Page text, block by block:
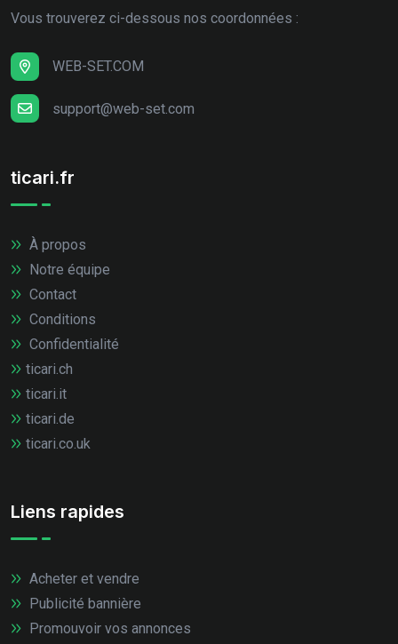
Vous trouverez ci-dessous nos coordonnées :
WEB-SET.COM
support@web-set.com
ticari.fr
À propos
Notre équipe
Contact
Conditions
Confidentialité
ticari.ch
ticari.it
ticari.de
ticari.co.uk
Liens rapides
Acheter et vendre
Publicité bannière
Promouvoir vos annonces